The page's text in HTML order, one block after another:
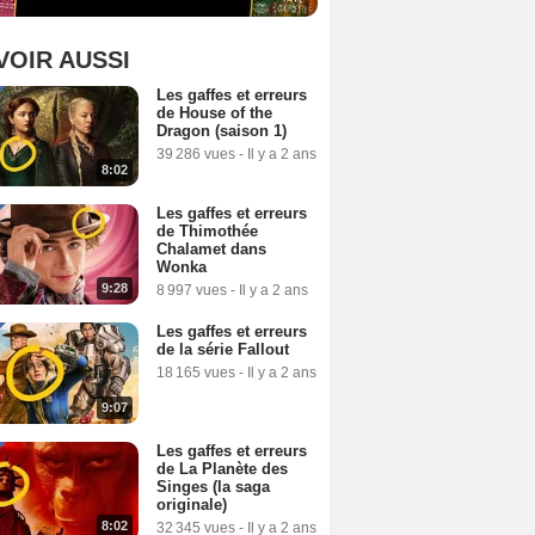
AUSSI
8:02
Les gaffes et erreurs
de House of the
Dragon (saison 1)
39 286 vues - Il y a 2 ans
9:28
Les gaffes et erreurs
de Thimothée
Chalamet dans
Wonka
8 997 vues - Il y a 2 ans
9:07
Les gaffes et erreurs
de la série Fallout
18 165 vues - Il y a 2 ans
8:02
Les gaffes et erreurs
de La Planète des
Singes (la saga
originale)
32 345 vues - Il y a 2 ans